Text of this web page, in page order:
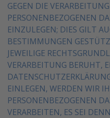
GEGEN DIE
PERSONENBEZOGENEN
EINZULEGEN; DIES GILT
BESTIMMUNGEN
JEWEILIGE
VERARBEITUNG BERUHT,
EINLEGEN, WERDEN WIR
PERSONENBEZOGENEN
VERARBEITEN, ES SEI